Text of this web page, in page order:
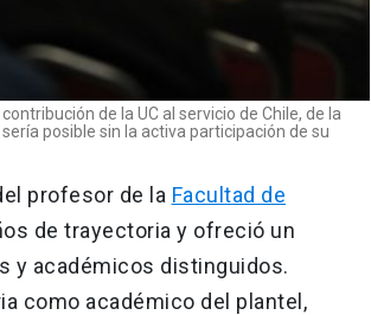
de la UC al servicio de Chile, de la
posible sin la activa participación de su
profesor de la Facultad de
de trayectoria y ofreció un
y académicos distinguidos.
como académico del plantel,